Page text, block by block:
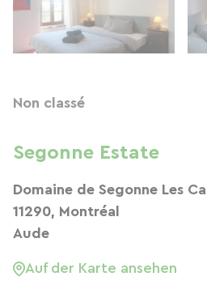
Non classé
Segonne Estate
Domaine de Segonne Les
11290, Montréal
Aude
Auf der Karte ansehen